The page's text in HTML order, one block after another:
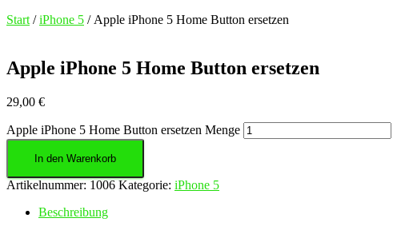
Start /iPhone 5 / Apple iPhone 5 Home Button ersetzen
Apple iPhone 5 Home Button ersetzen
29,00 €
Apple iPhone 5 Home Button ersetzen Menge
In den Warenkorb
Artikelnummer: 1006 Kategorie: iPhone 5
Beschreibung